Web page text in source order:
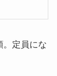
定員にな